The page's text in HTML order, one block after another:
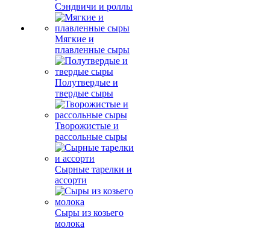
Сэндвичи и роллы
Мягкие и
плавленные сыры
Полутвердые и
твердые сыры
Творожистые и
рассольные сыры
Сырные тарелки и
ассорти
Сыры из козьего
молока